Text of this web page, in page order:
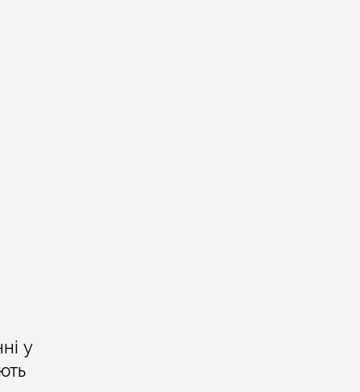
у